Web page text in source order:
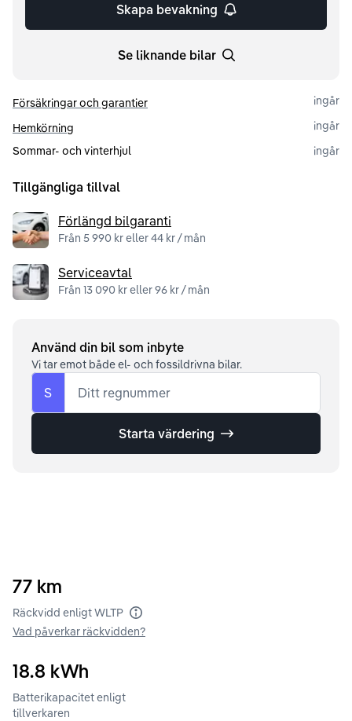
Skapa bevakning
Se liknande bilar
Försäkringar och garantier
ingår
Hemkörning
ingår
Sommar- och vinterhjul
ingår
Tillgängliga tillval
Förlängd bilgaranti
Från 5 990 kr eller 44 kr / mån
Serviceavtal
Från 13 090 kr eller 96 kr / mån
Använd din bil som inbyte
Vi tar emot både el- och fossildrivna bilar.
S Ditt regnummer
Starta värdering
77 km
Räckvidd enligt WLTP
Vad påverkar räckvidden?
18.8 kWh
Batterikapacitet enligt
tillverkaren